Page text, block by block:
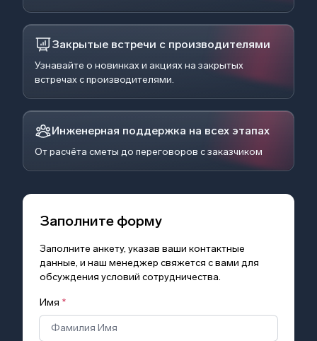
Закрытые встречи с производителями
Узнавайте о новинках и акциях на закрытых
встречах с производителями.
Инженерная поддержка на всех этапах
От расчёта сметы до переговоров с заказчиком
Заполните форму
Заполните анкету, указав ваши контактные
данные, и наш менеджер свяжется с вами для
обсуждения условий сотрудничества.
Имя *